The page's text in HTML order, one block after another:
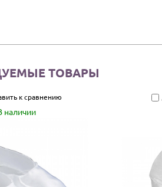
ТОВАРЫ
к сравнению
наличии